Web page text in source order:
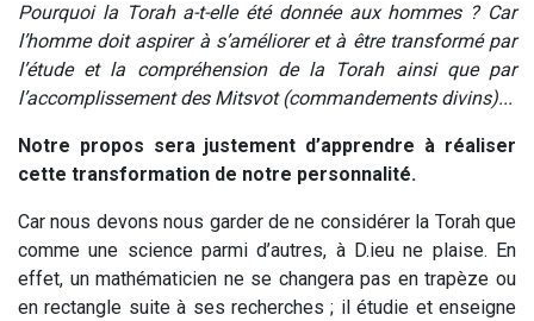
Pourquoi la Torah a-t-elle été donnée aux hommes ? Car
l’homme doit aspirer à s’améliorer et à être transformé par
l’étude et la compréhension de la Torah ainsi que par
l’accomplissement des Mitsvot (commandements divins)...
Notre propos sera justement d’apprendre à réaliser
cette transformation de notre personnalité.
Car nous devons nous garder de ne considérer la Torah que
comme une science parmi d’autres, à D.ieu ne plaise. En
effet, un mathématicien ne se changera pas en trapèze ou
en rectangle suite à ses recherches ; il étudie et enseigne